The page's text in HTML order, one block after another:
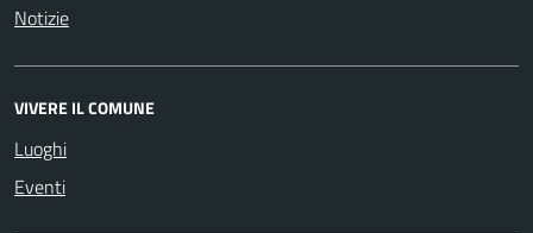
Notizie
VIVERE IL COMUNE
Luoghi
Eventi